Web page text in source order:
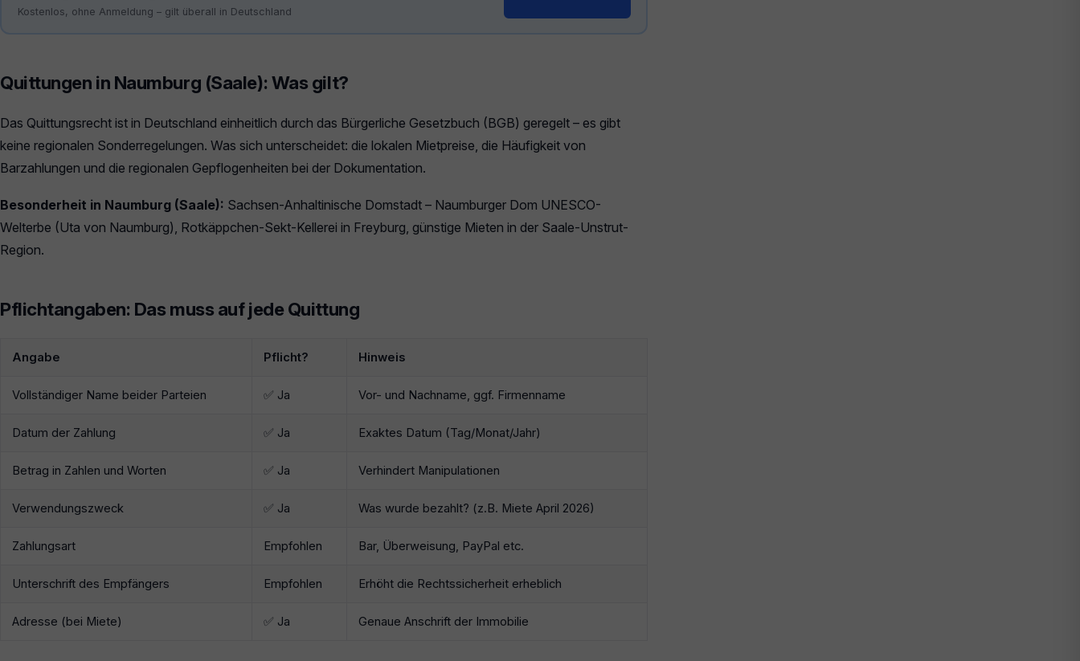
Kostenlos, ohne Anmeldung – gilt überall in Deutschland
Quittungen in Naumburg (Saale): Was gilt?
Das Quittungsrecht ist in Deutschland einheitlich durch das Bürgerliche Gesetzbuch (BGB) geregelt – es gibt
keine regionalen Sonderregelungen. Was sich unterscheidet: die lokalen Mietpreise, die Häufigkeit von
Barzahlungen und die regionalen Gepflogenheiten bei der Dokumentation.
Besonderheit in Naumburg (Saale): Sachsen-Anhaltinische Domstadt – Naumburger Dom UNESCO-
Welterbe (Uta von Naumburg), Rotkäppchen-Sekt-Kellerei in Freyburg, günstige Mieten in der Saale-Unstrut-
Region.
Pflichtangaben: Das muss auf jede Quittung
Angabe Pflicht? Hinweis
Vollständiger Name beider Parteien ✅ Ja Vor- und Nachname, ggf. Firmenname
Datum der Zahlung ✅ Ja Exaktes Datum (Tag/Monat/Jahr)
Betrag in Zahlen und Worten ✅ Ja Verhindert Manipulationen
Verwendungszweck ✅ Ja Was wurde bezahlt? (z.B. Miete April 2026)
Zahlungsart Empfohlen Bar, Überweisung, PayPal etc.
Unterschrift des Empfängers Empfohlen Erhöht die Rechtssicherheit erheblich
Adresse (bei Miete) ✅ Ja Genaue Anschrift der Immobilie